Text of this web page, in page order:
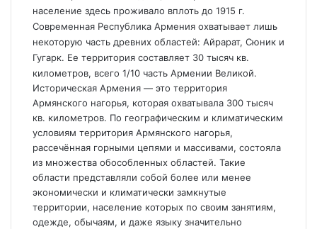
население здесь проживало вплоть до 1915 г.
Современная Республика Армения охватывает лишь
некоторую часть древних областей: Айрарат, Сюник и
Гугарк. Ее территория составляет 30 тысяч кв.
километров, всего 1/10 часть Армении Великой.
Историческая Армения — это территория
Армянского нагорья, которая охватывала 300 тысяч
кв. километров. По географическим и климатическим
условиям территория Армянского нагорья,
рассечённая горными цепями и массивами, состояла
из множества обособленных областей. Такие
области представляли собой более или менее
экономически и климатически замкнутые
территории, население которых по своим занятиям,
одежде, обычаям, и даже языку значительно